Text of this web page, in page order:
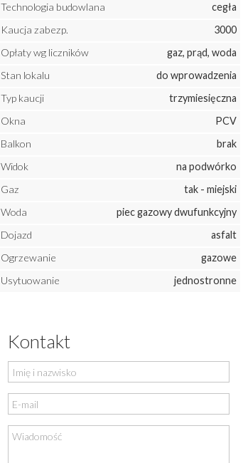
Technologia budowlana
cegła
Kaucja zabezp.
3000
Opłaty wg liczników
gaz, prąd, woda
Stan lokalu
do wprowadzenia
Typ kaucji
trzymiesięczna
Okna
PCV
Balkon
brak
Widok
na podwórko
Gaz
tak - miejski
Woda
piec gazowy dwufunkcyjny
Dojazd
asfalt
Ogrzewanie
gazowe
Usytuowanie
jednostronne
Kontakt